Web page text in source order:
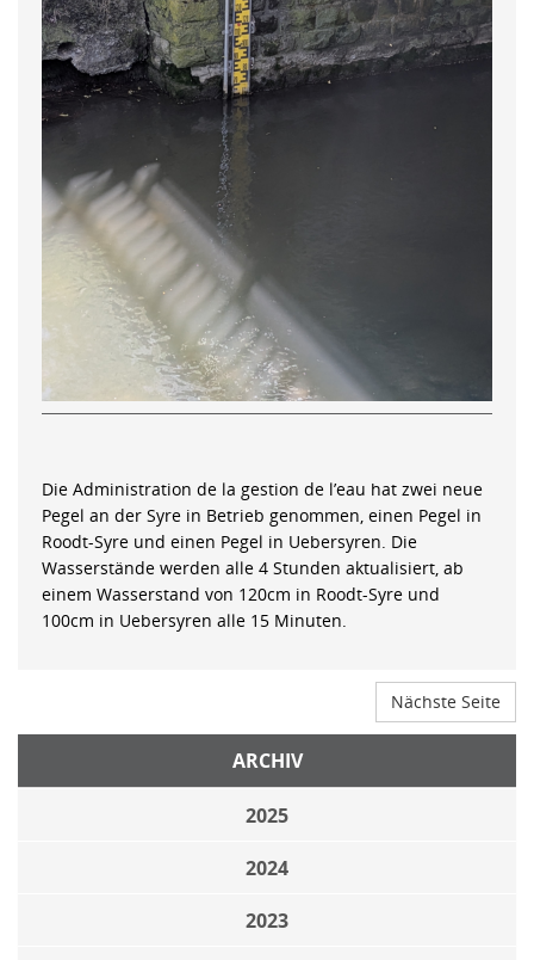
Die Administration de la gestion de l’eau hat zwei neue
Pegel an der Syre in Betrieb genommen, einen Pegel in
Roodt-Syre und einen Pegel in Uebersyren. Die
Wasserstände werden alle 4 Stunden aktualisiert, ab
einem Wasserstand von 120cm in Roodt-Syre und
100cm in Uebersyren alle 15 Minuten.
Nächste Seite
ARCHIV
2025
2024
2023